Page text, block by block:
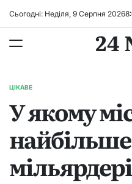
Сьогодні: Неділя, 9 Серпня 20268:
24
ОПУБЛІКУВАТИ
ЦІКАВЕ
У якому
найбільше